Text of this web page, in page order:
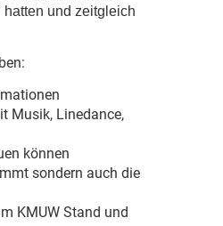
und zeitgleich
Musik, Linedance,
können
sondern auch die
KMUW Stand und